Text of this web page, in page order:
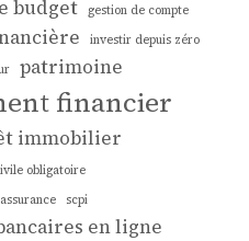
budget gestion de compte
investir depuis zéro
patrimoine
financier
immobilier
obligatoire
scpi
en ligne